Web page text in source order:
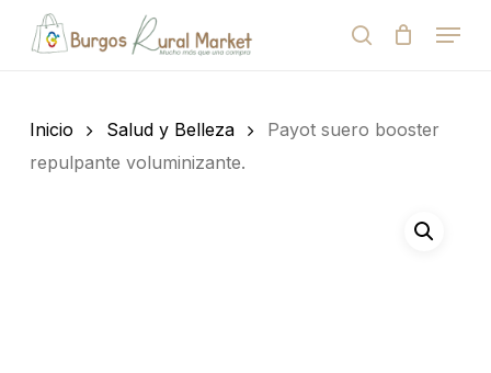
de
search
Menu
Cart
Inicio Salud y Belleza
Payot suero booster
repulpante voluminizante.